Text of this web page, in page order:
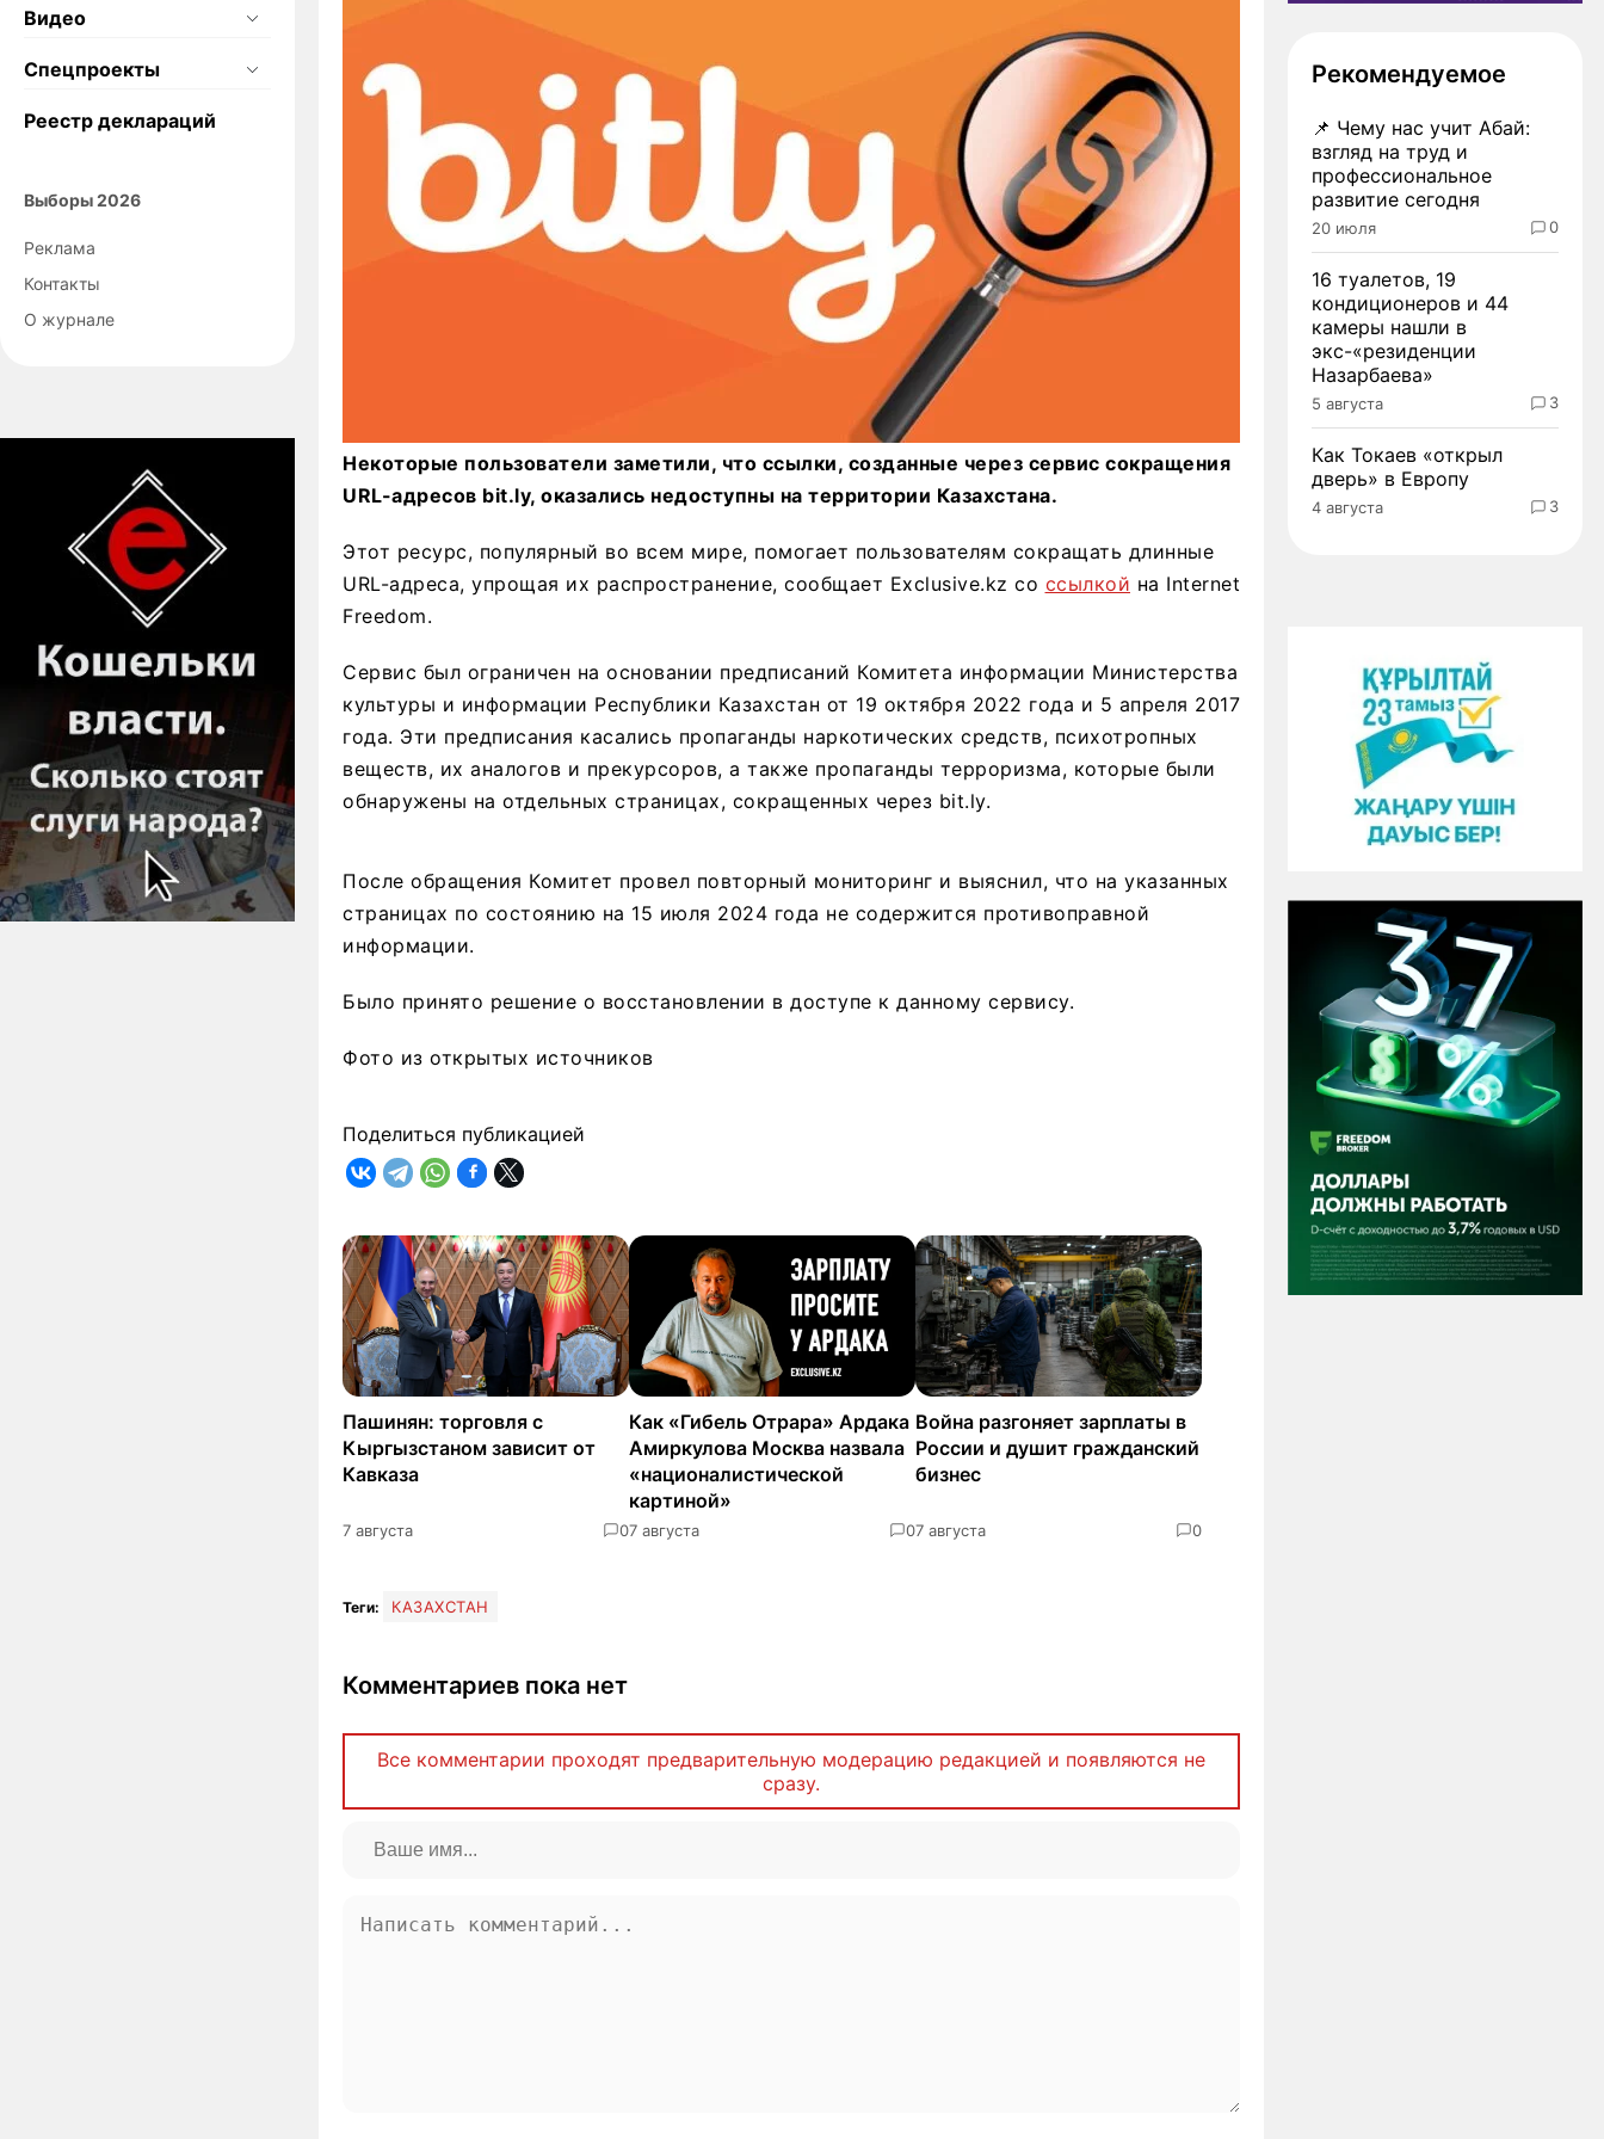
Видео
Спецпроекты
Реестр деклараций
Выборы 2026
Реклама
Контакты
О журнале
Некоторые пользователи заметили, что ссылки, созданные через сервис сокращения
URL-адресов bit.ly, оказались недоступны на территории Казахстана.
Этот ресурс, популярный во всем мире, помогает пользователям сокращать длинные
URL-адреса, упрощая их распространение, сообщает Exclusive.kz со ссылкой на Internet
Freedom.
Сервис был ограничен на основании предписаний Комитета информации Министерства
культуры и информации Республики Казахстан от 19 октября 2022 года и 5 апреля 2017
года. Эти предписания касались пропаганды наркотических средств, психотропных
веществ, их аналогов и прекурсоров, а также пропаганды терроризма, которые были
обнаружены на отдельных страницах, сокращенных через bit.ly.
После обращения Комитет провел повторный мониторинг и выяснил, что на указанных
страницах по состоянию на 15 июля 2024 года не содержится противоправной
информации.
Было принято решение о восстановлении в доступе к данному сервису.
Фото из открытых источников
Поделиться публикацией
Пашинян: торговля с
Кыргызстаном зависит от
Кавказа
7 августа 0
Как «Гибель Отрара» Ардака
Амиркулова Москва назвала
«националистической
картиной»
7 августа 0
Война разгоняет зарплаты в
России и душит гражданский
бизнес
7 августа 0
Теги: КАЗАХСТАН
Комментариев пока нет
Все комментарии проходят предварительную модерацию редакцией и появляются не
сразу.
Рекомендуемое
📌 Чему нас учит Абай:
взгляд на труд и
профессиональное
развитие сегодня
20 июля 0
16 туалетов, 19
кондиционеров и 44
камеры нашли в
экс-«резиденции
Назарбаева»
5 августа 3
Как Токаев «открыл
дверь» в Европу
4 августа 3